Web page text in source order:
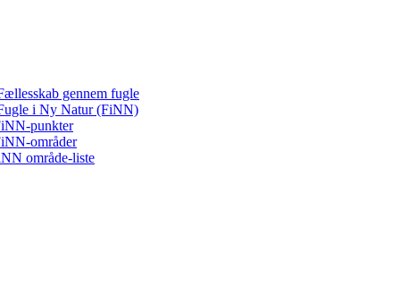
gennem fugle
i Ny Natur (FiNN)
punkter
områder
område-liste